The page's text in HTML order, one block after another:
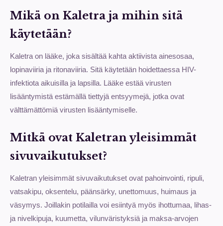
Mikä on Kaletra ja mihin sitä
käytetään?
Kaletra on lääke, joka sisältää kahta aktiivista ainesosaa,
lopinaviiria ja ritonaviiria. Sitä käytetään hoidettaessa HIV-
infektiota aikuisilla ja lapsilla. Lääke estää virusten
lisääntymistä estämällä tiettyjä entsyymejä, jotka ovat
välttämättömiä virusten lisääntymiselle.
Mitkä ovat Kaletran yleisimmät
sivuvaikutukset?
Kaletran yleisimmät sivuvaikutukset ovat pahoinvointi, ripuli,
vatsakipu, oksentelu, päänsärky, unettomuus, huimaus ja
väsymys. Joillakin potilailla voi esiintyä myös ihottumaa, lihas-
ja nivelkipuja, kuumetta, vilunväristyksiä ja maksa-arvojen